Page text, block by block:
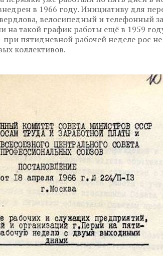
в 1966 году. Инициативу для
велосипедный и телефонный
на такой график работы ещё в 1959
пятидневной рабочей неделе рос
коллективов.